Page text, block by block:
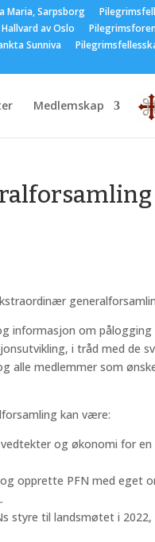
Maria, Sarpsborg
av Oslo
Sunniva
Medlemskap
informasjon om pålogging
i tråd med de
alle medlemmer som
kan være:
og økonomi for en
opprette PFN med eget
styre til landsmøtet i